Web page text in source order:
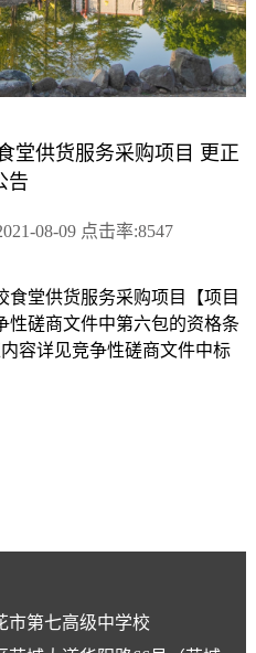
堂供货服务采购项目 更正
告
08-09 点击率:8547
堂供货服务采购项目【项目
性磋商文件中第六包的资格条
容详见竞争性磋商文件中标
市第七高级中学校